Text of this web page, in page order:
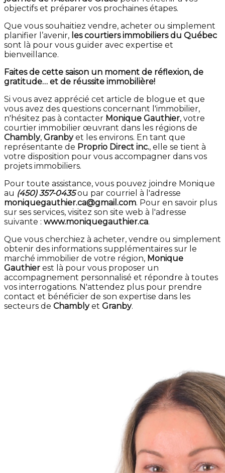
objectifs et préparer vos prochaines étapes.
Que vous souhaitiez vendre, acheter ou simplement
planifier l’avenir, les courtiers immobiliers du Québec
sont là pour vous guider avec expertise et
bienveillance.
Faites de cette saison un moment de réflexion, de
gratitude… et de réussite immobilière!
Si vous avez apprécié cet article de blogue et que
vous avez des questions concernant l'immobilier,
n'hésitez pas à contacter Monique Gauthier, votre
courtier immobilier œuvrant dans les régions de
Chambly, Granbyet les environs. En tant que
représentante de Proprio Direct inc., elle se tient à
votre disposition pour vous accompagner dans vos
projets immobiliers.
Pour toute assistance, vous pouvez joindre Monique
au (450) 357-0435ou par courriel à l'adresse
moniquegauthier.ca@gmail.com. Pour en savoir plus
sur ses services, visitez son site web à l'adresse
suivante : www.moniquegauthier.ca.
Que vous cherchiez à acheter, vendre ou simplement
obtenir des informations supplémentaires sur le
marché immobilier de votre région, Monique
Gauthier est là pour vous proposer un
accompagnement personnalisé et répondre à toutes
vos interrogations. N'attendez plus pour prendre
contact et bénéficier de son expertise dans les
secteurs de Chamblyet Granby.